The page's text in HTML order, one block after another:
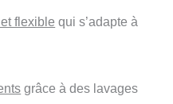
flexible qui s’adapte à
grâce à des lavages